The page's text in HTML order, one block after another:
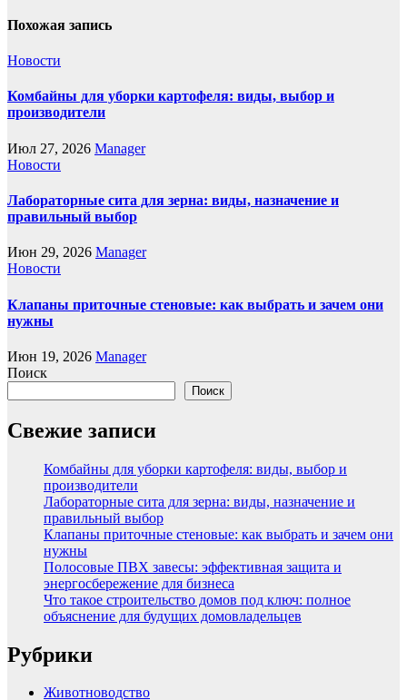
Похожая запись
Новости
Комбайны для уборки картофеля: виды, выбор и
производители
Июл 27, 2026 Manager
Новости
Лабораторные сита для зерна: виды, назначение и
правильный выбор
Июн 29, 2026 Manager
Новости
Клапаны приточные стеновые: как выбрать и зачем они
нужны
Июн 19, 2026 Manager
Поиск
Поиск
Свежие записи
Комбайны для уборки картофеля: виды, выбор и
производители
Лабораторные сита для зерна: виды, назначение и
правильный выбор
Клапаны приточные стеновые: как выбрать и зачем они
нужны
Полосовые ПВХ завесы: эффективная защита и
энергосбережение для бизнеса
Что такое строительство домов под ключ: полное
объяснение для будущих домовладельцев
Рубрики
Животноводство